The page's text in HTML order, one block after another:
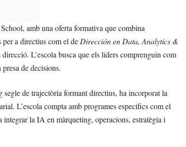
amb una oferta formativa que combina
per a directius com el de Dirección en Data, Analytics &
L’escola busca que els líders comprenguin com
de decisions.
de trajectòria formant directius, ha incorporat la
L’escola compta amb programes específics com el
integrar la IA en màrqueting, operacions, estratègia i